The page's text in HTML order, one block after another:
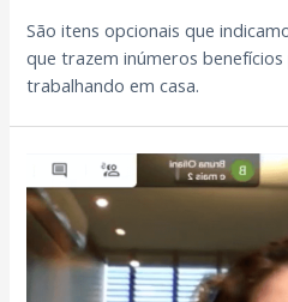
São itens opcionais que
que trazem inúmeros
trabalhando em casa.